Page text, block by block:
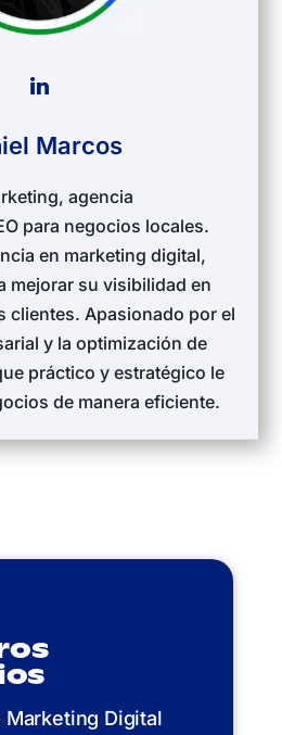
Marcos
agencia
para negocios locales.
en marketing digital,
mejorar su visibilidad en
clientes. Apasionado por el
y la optimización de
práctico y estratégico le
de manera eficiente.
Marketing Digital